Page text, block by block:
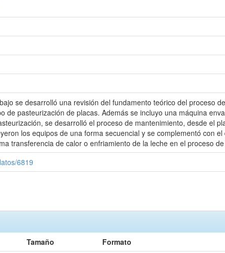
se desarrolló una revisión del fundamento teórico del proceso
de pasteurización de placas. Además se incluyo una máquina
se desarrolló el proceso de mantenimiento, desde el
los equipos de una forma secuencial y se complementó con
transferencia de calor o enfriamiento de la leche en el proceso
6819
Tamaño
Formato